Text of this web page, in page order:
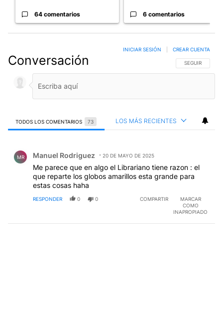
64 comentarios 6 comentarios
Conversación SIGA ESTA
SEGUIR
INICIAR SESIÓN CREAR CUENTA
TODOS LOS COMENTARIOS 73 LOS MÁS RECIENTES
MR Manuel Rodriguez 20 DE MAYO DE 2025
Me parece que en algo el Librariano tiene razon : el
que reparte los globos amarillos esta grande para
estas cosas haha
RESPONDER 0 0 COMPARTIR
MARCAR
COMO
INAPROPIADO